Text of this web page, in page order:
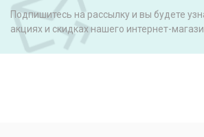
Подпишитесь на рассылку и вы будете
акциях и скидках нашего интернет-